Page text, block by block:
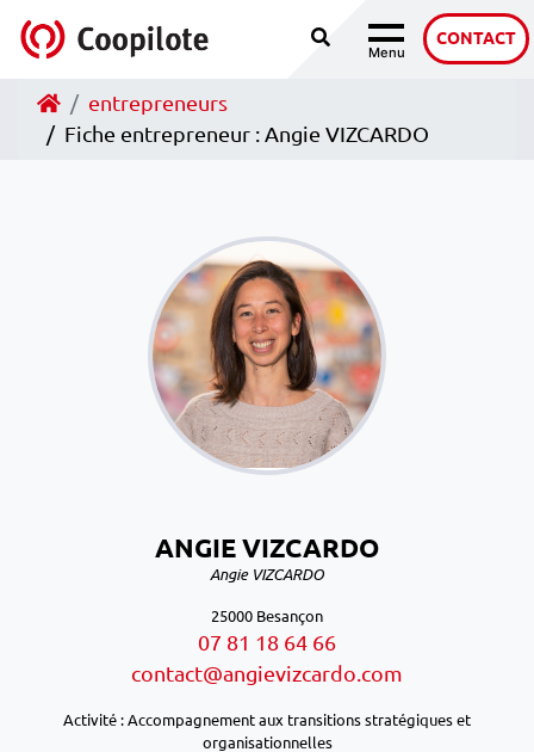
Accéder au contenu Recherche
MenuNavigation
CONTACT
Accueilentrepreneurs
Fiche entrepreneur : Angie VIZCARDO
ANGIE VIZCARDO
Angie VIZCARDO
25000 Besançon
07 81 18 64 66
contact@angievizcardo.com
Activité : Accompagnement aux transitions stratégiques et
organisationnelles